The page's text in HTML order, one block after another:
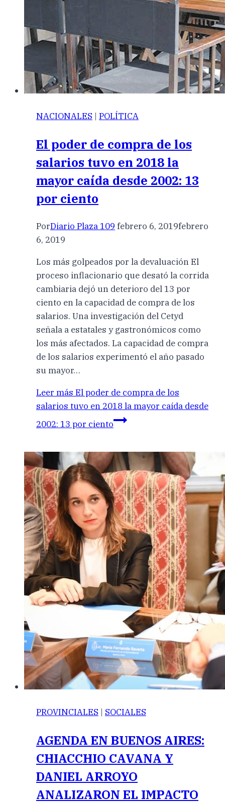
NACIONALES | POLÍTICA
El poder de compra de los
salarios tuvo en 2018 la
mayor caída desde 2002: 13
por ciento
PorDiario Plaza 109 febrero 6, 2019febrero
6, 2019
Los más golpeados por la devaluación El
proceso inflacionario que desató la corrida
cambiaria dejó un deterioro del 13 por
ciento en la capacidad de compra de los
salarios. Una investigación del Cetyd
señala a estatales y gastronómicos como
los más afectados. La capacidad de compra
de los salarios experimentó el año pasado
su mayor…
Leer más El poder de compra de los
salarios tuvo en 2018 la mayor caída desde
2002: 13 por ciento
PROVINCIALES | SOCIALES
AGENDA EN BUENOS AIRES:
CHIACCHIO CAVANA Y
DANIEL ARROYO
ANALIZARON EL IMPACTO